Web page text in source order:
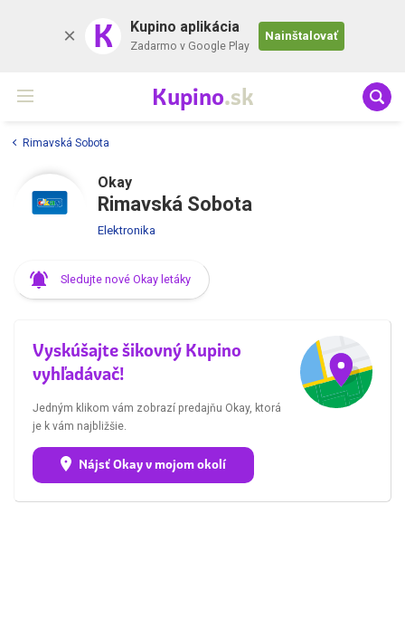
K Kupino aplikácia
Zadarmo v Google Play
Nainštalovať
Kupino.sk
Rimavská Sobota
Okay
Rimavská Sobota
Elektronika
Sledujte nové Okay letáky
Vyskúšajte šikovný Kupino
vyhľadávač!
Jedným klikom vám zobrazí predajňu Okay, ktorá
je k vám najbližšie.
Nájsť Okay v mojom okolí